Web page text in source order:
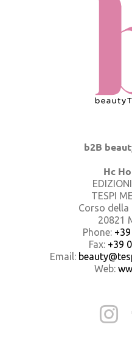
b2B
Hc
TESPI
Corso della
20821
Phone:
Fax: +39
Email:
Web: